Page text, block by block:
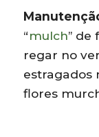
“mulch” de
regar no
estragados
flores